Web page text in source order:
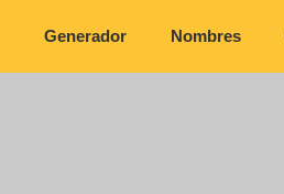
Generador Nombres